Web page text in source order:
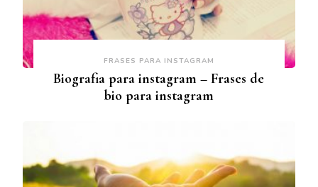
FRASES PARA INSTAGRAM
Biografia para instagram – Frases de
bio para instagram